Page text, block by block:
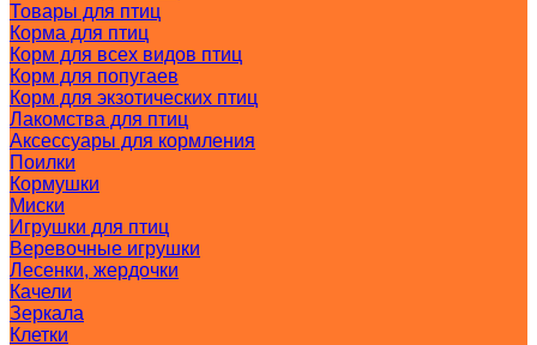
Товары для птиц
Корма для птиц
Корм для всех видов птиц
Корм для попугаев
Корм для экзотических птиц
Лакомства для птиц
Аксессуары для кормления
Поилки
Кормушки
Миски
Игрушки для птиц
Веревочные игрушки
Лесенки, жердочки
Качели
Зеркала
Клетки